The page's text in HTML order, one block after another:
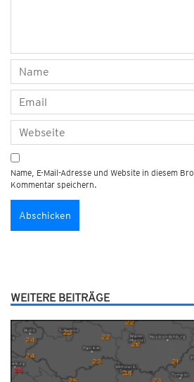
Name, E-Mail-Adresse und Website in diesem
Kommentar speichern.
WEITERE BEITRÄGE